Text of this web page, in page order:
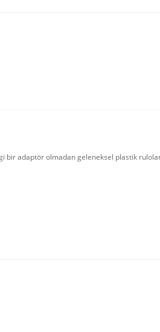
bir adaptör olmadan geleneksel plastik